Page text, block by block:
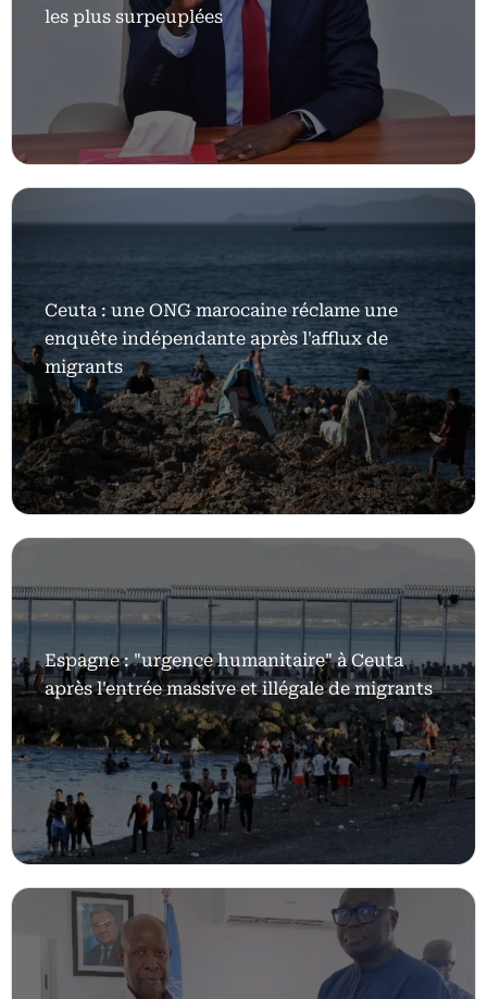
les plus surpeuplées
Ceuta : une ONG marocaine réclame une
enquête indépendante après l'afflux de
migrants
Espagne : "urgence humanitaire" à Ceuta
après l'entrée massive et illégale de migrants